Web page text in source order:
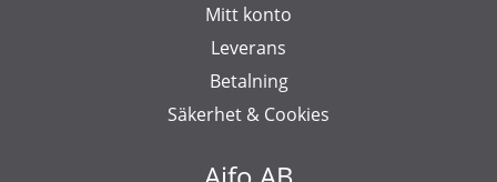
Mitt konto
Leverans
Betalning
Säkerhet & Cookies